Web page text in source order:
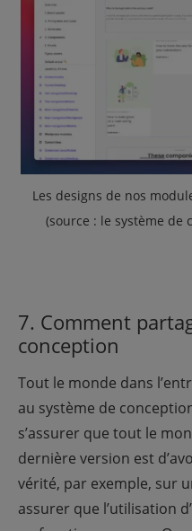
Les designs de nos
(source : le système de
7. Comment
conception
Tout le monde dans
au système de
s’assurer que tout le
dernière version est
vérité, par exemple, sur
assurer que l’utilisation